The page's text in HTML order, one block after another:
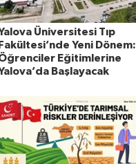
Üniversitesi Tıp
Fakültesi’nde Yeni Dönem:
Eğitimlerine
Başlayacak